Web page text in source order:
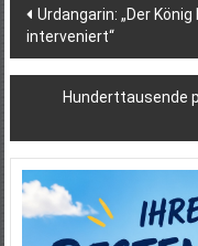
Urdangarin: „Der
interveniert“
Hunderttausende